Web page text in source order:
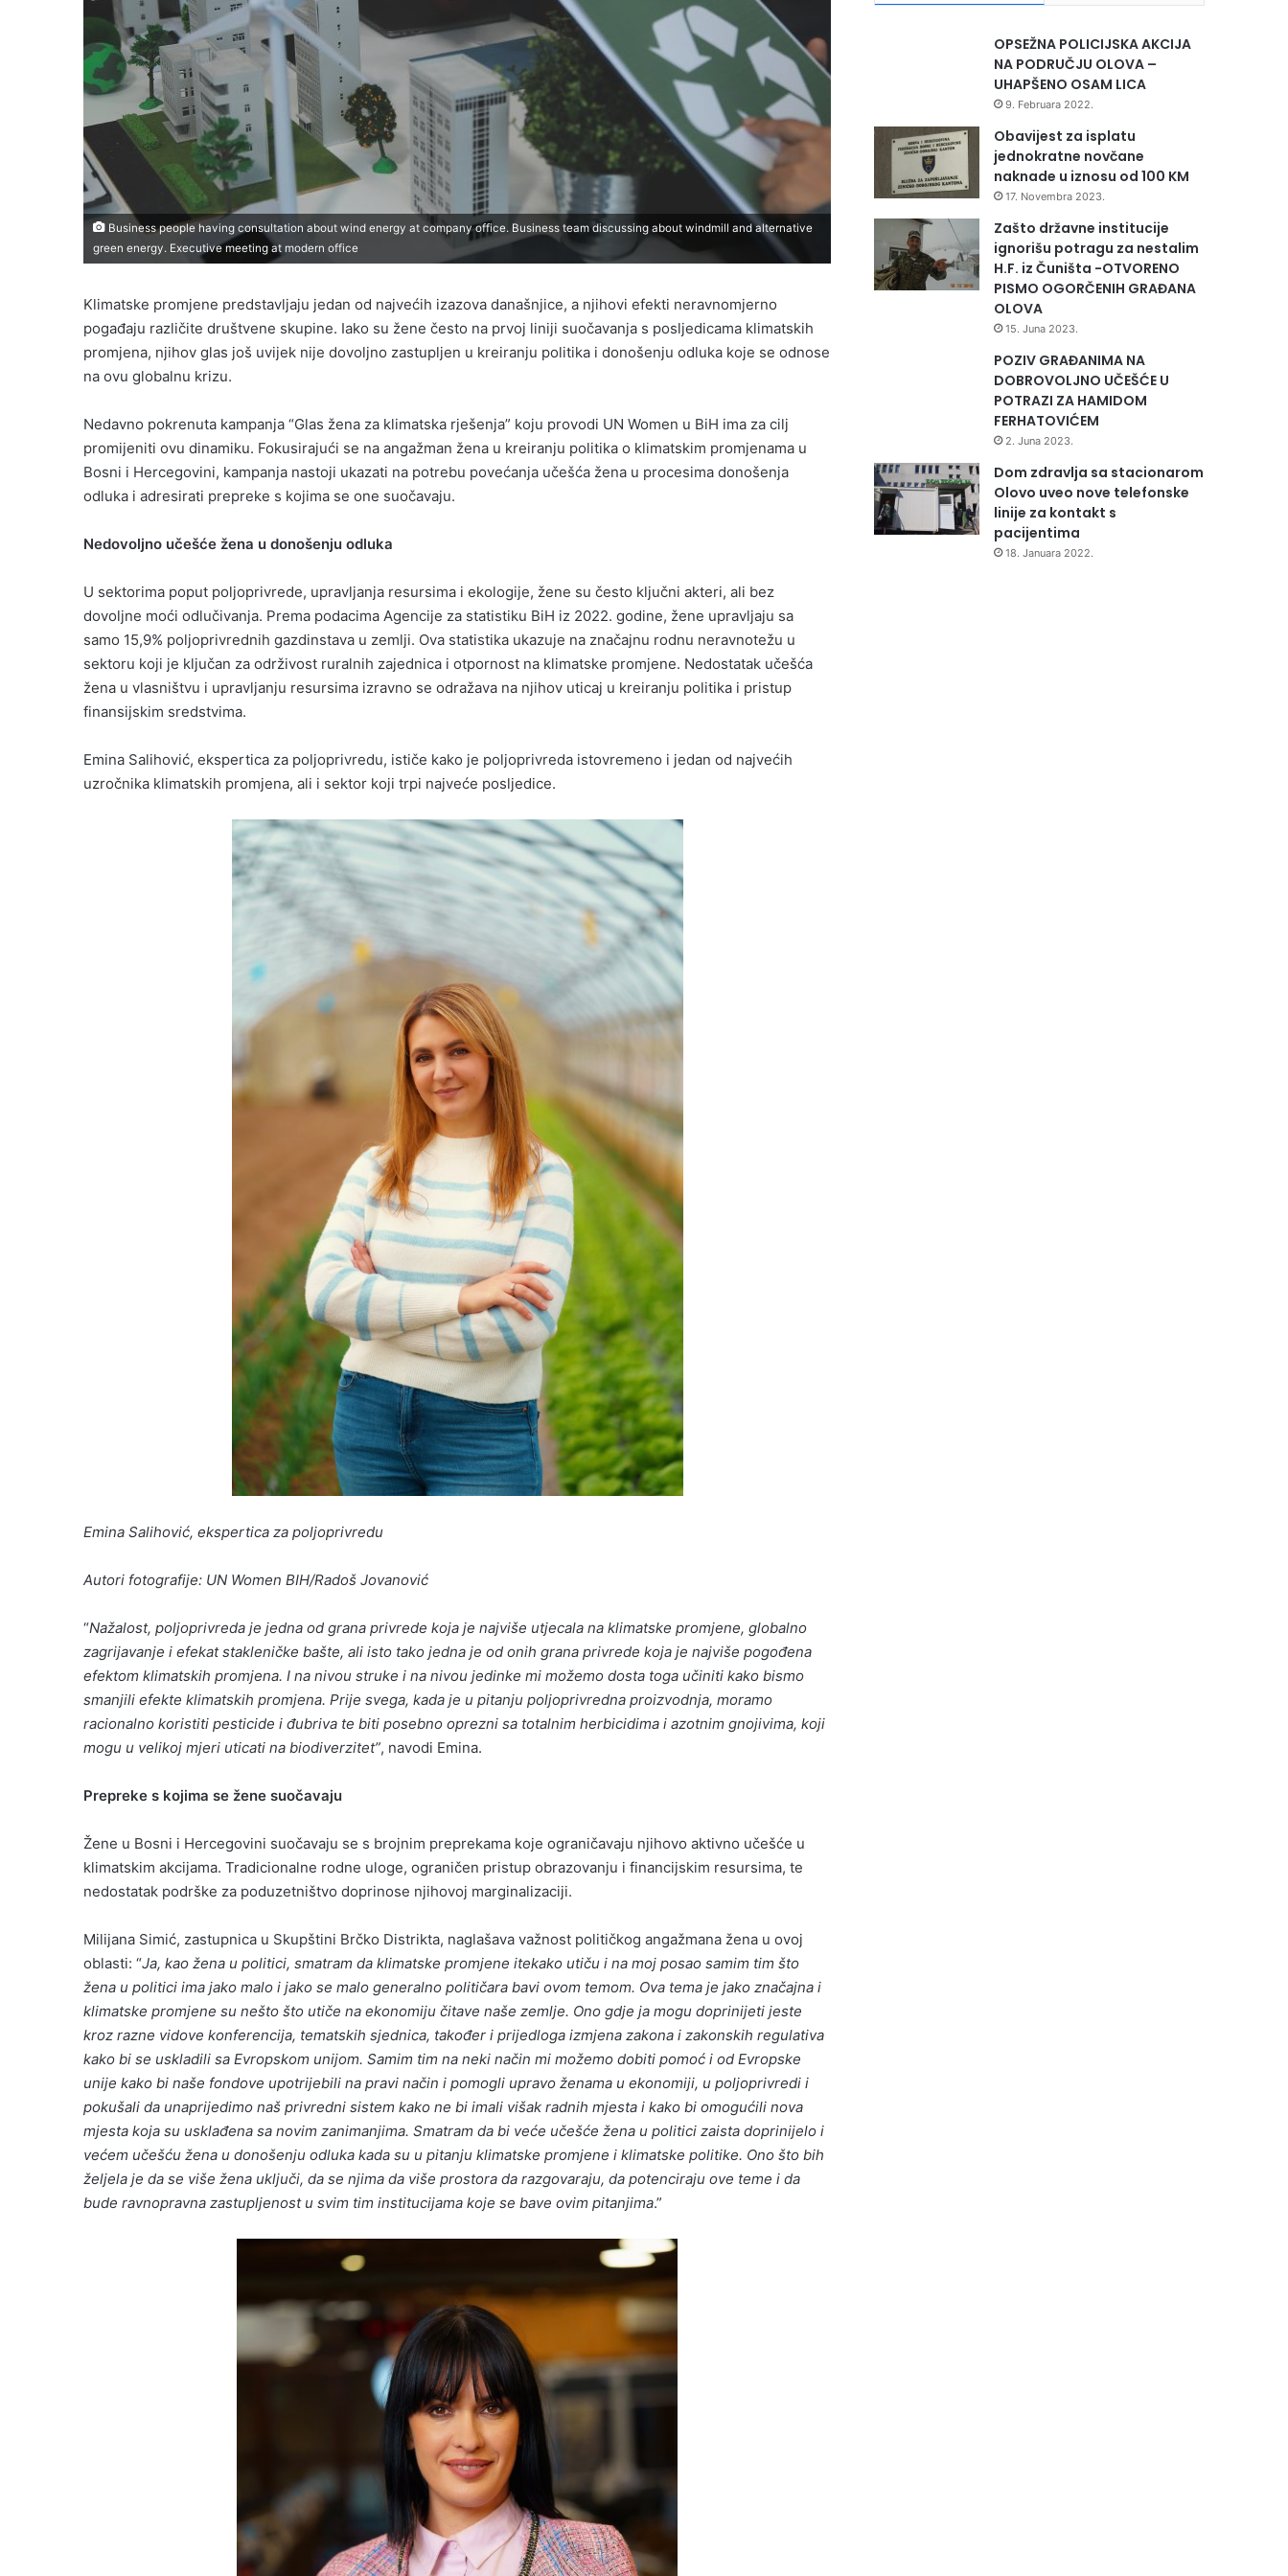
Business people having consultation about wind energy at company office. Business team discussing about windmill and alternative
green energy. Executive meeting at modern office
Klimatske promjene predstavljaju jedan od najvećih izazova današnjice, a njihovi efekti neravnomjerno
pogađaju različite društvene skupine. Iako su žene često na prvoj liniji suočavanja s posljedicama klimatskih
promjena, njihov glas još uvijek nije dovoljno zastupljen u kreiranju politika i donošenju odluka koje se odnose
na ovu globalnu krizu.
Nedavno pokrenuta kampanja “Glas žena za klimatska rješenja” koju provodi UN Women u BiH ima za cilj
promijeniti ovu dinamiku. Fokusirajući se na angažman žena u kreiranju politika o klimatskim promjenama u
Bosni i Hercegovini, kampanja nastoji ukazati na potrebu povećanja učešća žena u procesima donošenja
odluka i adresirati prepreke s kojima se one suočavaju.
Nedovoljno učešće žena u donošenju odluka
U sektorima poput poljoprivrede, upravljanja resursima i ekologije, žene su često ključni akteri, ali bez
dovoljne moći odlučivanja. Prema podacima Agencije za statistiku BiH iz 2022. godine, žene upravljaju sa
samo 15,9% poljoprivrednih gazdinstava u zemlji. Ova statistika ukazuje na značajnu rodnu neravnotežu u
sektoru koji je ključan za održivost ruralnih zajednica i otpornost na klimatske promjene. Nedostatak učešća
žena u vlasništvu i upravljanju resursima izravno se odražava na njihov uticaj u kreiranju politika i pristup
finansijskim sredstvima.
Emina Salihović, ekspertica za poljoprivredu, ističe kako je poljoprivreda istovremeno i jedan od najvećih
uzročnika klimatskih promjena, ali i sektor koji trpi najveće posljedice.
Emina Salihović, ekspertica za poljoprivredu
Autori fotografije: UN Women BIH/Radoš Jovanović
“Nažalost, poljoprivreda je jedna od grana privrede koja je najviše utjecala na klimatske promjene, globalno
zagrijavanje i efekat stakleničke bašte, ali isto tako jedna je od onih grana privrede koja je najviše pogođena
efektom klimatskih promjena. I na nivou struke i na nivou jedinke mi možemo dosta toga učiniti kako bismo
smanjili efekte klimatskih promjena. Prije svega, kada je u pitanju poljoprivredna proizvodnja, moramo
racionalno koristiti pesticide i đubriva te biti posebno oprezni sa totalnim herbicidima i azotnim gnojivima, koji
mogu u velikoj mjeri uticati na biodiverzitet”, navodi Emina.
Prepreke s kojima se žene suočavaju
Žene u Bosni i Hercegovini suočavaju se s brojnim preprekama koje ograničavaju njihovo aktivno učešće u
klimatskim akcijama. Tradicionalne rodne uloge, ograničen pristup obrazovanju i financijskim resursima, te
nedostatak podrške za poduzetništvo doprinose njihovoj marginalizaciji.
Milijana Simić, zastupnica u Skupštini Brčko Distrikta, naglašava važnost političkog angažmana žena u ovoj
oblasti: “Ja, kao žena u politici, smatram da klimatske promjene itekako utiču i na moj posao samim tim što
žena u politici ima jako malo i jako se malo generalno političara bavi ovom temom. Ova tema je jako značajna i
klimatske promjene su nešto što utiče na ekonomiju čitave naše zemlje. Ono gdje ja mogu doprinijeti jeste
kroz razne vidove konferencija, tematskih sjednica, također i prijedloga izmjena zakona i zakonskih regulativa
kako bi se uskladili sa Evropskom unijom. Samim tim na neki način mi možemo dobiti pomoć i od Evropske
unije kako bi naše fondove upotrijebili na pravi način i pomogli upravo ženama u ekonomiji, u poljoprivredi i
pokušali da unaprijedimo naš privredni sistem kako ne bi imali višak radnih mjesta i kako bi omogućili nova
mjesta koja su usklađena sa novim zanimanjima. Smatram da bi veće učešće žena u politici zaista doprinijelo i
većem učešću žena u donošenju odluka kada su u pitanju klimatske promjene i klimatske politike. Ono što bih
željela je da se više žena uključi, da se njima da više prostora da razgovaraju, da potenciraju ove teme i da
bude ravnopravna zastupljenost u svim tim institucijama koje se bave ovim pitanjima.”
OPSEŽNA POLICIJSKA AKCIJA
NA PODRUČJU OLOVA –
UHAPŠENO OSAM LICA
9. Februara 2022.
Obavijest za isplatu
jednokratne novčane
naknade u iznosu od 100 KM
17. Novembra 2023.
Zašto državne institucije
ignorišu potragu za nestalim
H.F. iz Čuništa -OTVORENO
PISMO OGORČENIH GRAĐANA
OLOVA
15. Juna 2023.
POZIV GRAĐANIMA NA
DOBROVOLJNO UČEŠĆE U
POTRAZI ZA HAMIDOM
FERHATOVIĆEM
2. Juna 2023.
Dom zdravlja sa stacionarom
Olovo uveo nove telefonske
linije za kontakt s
pacijentima
18. Januara 2022.